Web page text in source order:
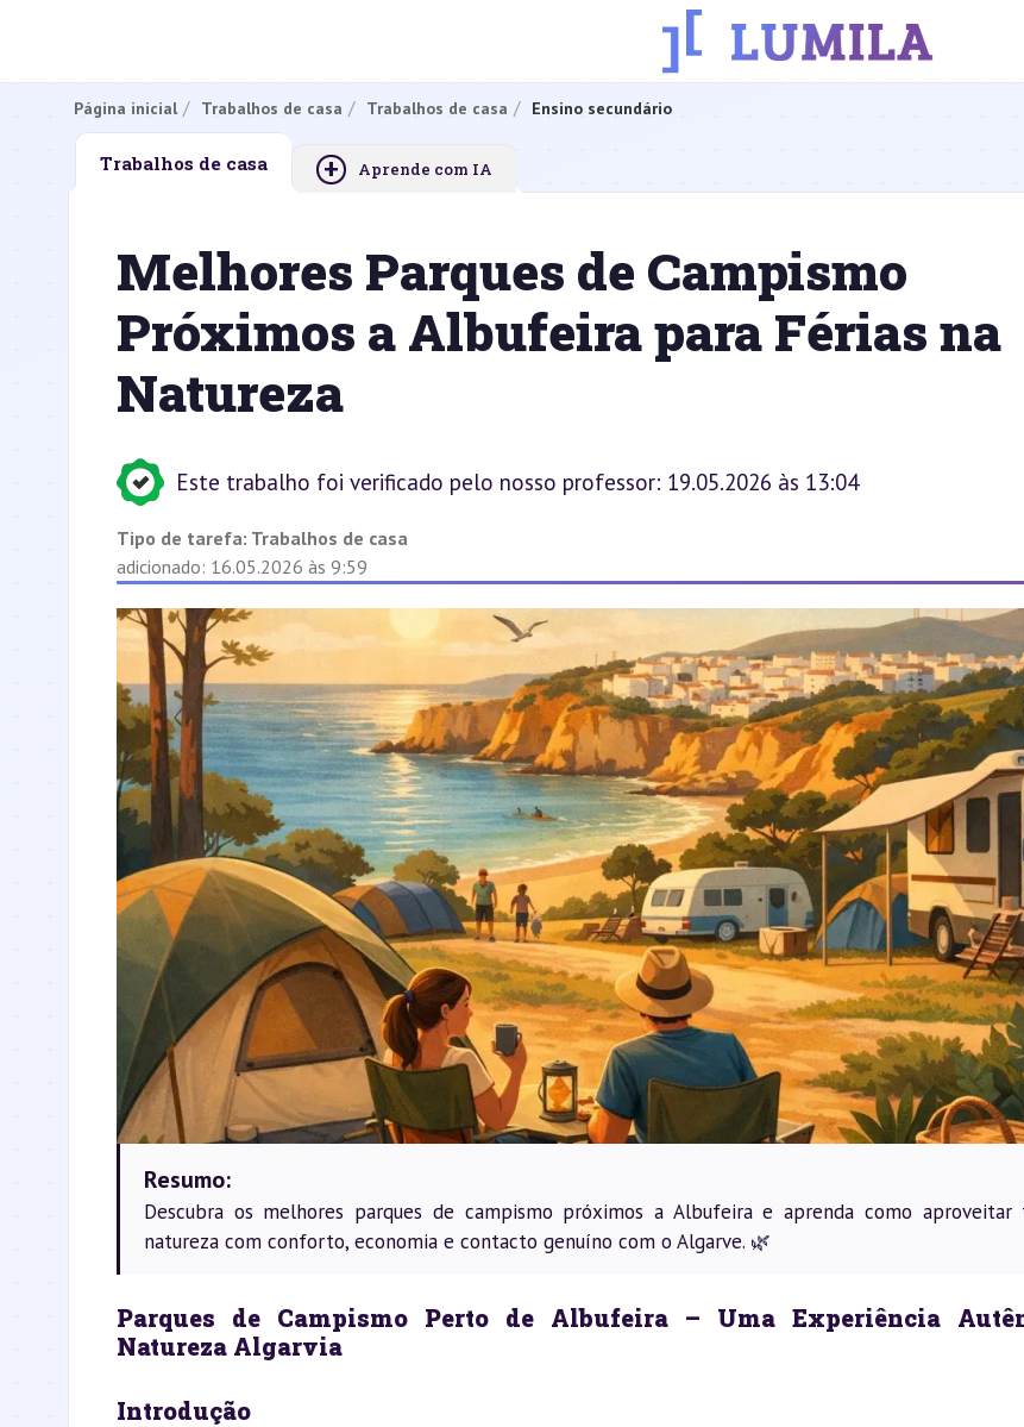
Página inicial Trabalhos de casa Trabalhos de casa Ensino secundário
Trabalhos de casa + Aprende com IA
Melhores Parques de Campismo
Próximos a Albufeira para Férias na
Natureza
Este trabalho foi verificado pelo nosso professor: 19.05.2026 às 13:04
Tipo de tarefa: Trabalhos de casa
adicionado: 16.05.2026 às 9:59
Resumo:
Descubra os melhores parques de campismo próximos a Albufeira e aprenda como aproveitar
natureza com conforto, economia e contacto genuíno com o Algarve. 🌿
Parques de Campismo Perto de Albufeira – Uma Experiência
Natureza Algarvia
Introdução